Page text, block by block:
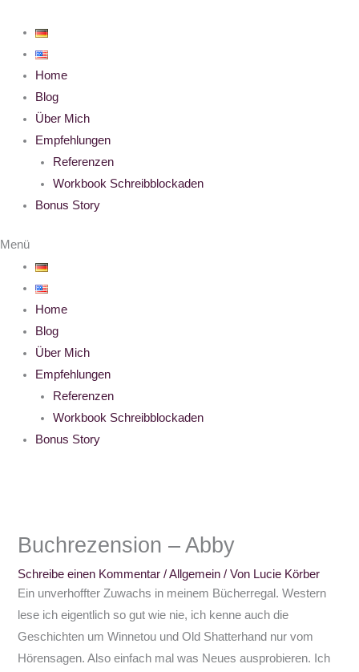
Inhalt
springen
Home
Blog
Über Mich
Empfehlungen
Referenzen
Workbook Schreibblockaden
Bonus Story
Menü
Home
Blog
Über Mich
Empfehlungen
Referenzen
Workbook Schreibblockaden
Bonus Story
Buchrezension – Abby
Schreibe einen Kommentar /Allgemein / Von Lucie Körber
Ein unverhoffter Zuwachs in meinem Bücherregal. Western
lese ich eigentlich so gut wie nie, ich kenne auch die
Geschichten um Winnetou und Old Shatterhand nur vom
Hörensagen. Also einfach mal was Neues ausprobieren. Ich